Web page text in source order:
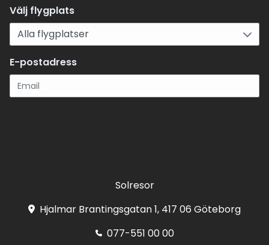
Välj flygplats
E-postadress
Solresor
Hjalmar Brantingsgatan 1, 417 06 Göteborg
077-551 00 00